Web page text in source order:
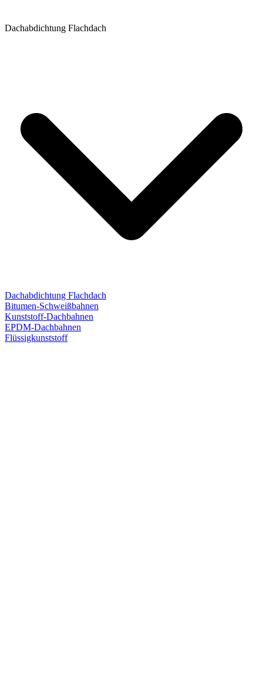
Dachabdichtung Flachdach
Dachabdichtung Flachdach
Bitumen-Schweißbahnen
Kunststoff-Dachbahnen
EPDM-Dachbahnen
Flüssigkunststoff